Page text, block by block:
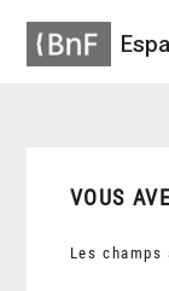
VOUS
Les